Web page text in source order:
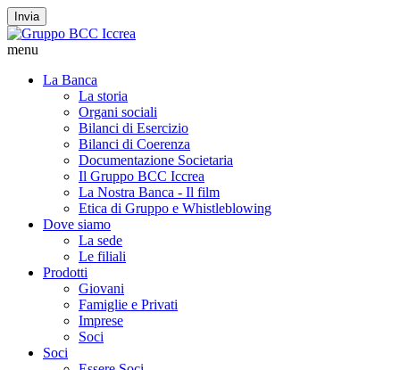
Invia
menu
La Banca
La storia
Organi sociali
Bilanci di Esercizio
Bilanci di Coerenza
Documentazione Societaria
Il Gruppo BCC Iccrea
La Nostra Banca - Il film
Etica di Gruppo e Whistleblowing
Dove siamo
La sede
Le filiali
Prodotti
Giovani
Famiglie e Privati
Imprese
Soci
Soci